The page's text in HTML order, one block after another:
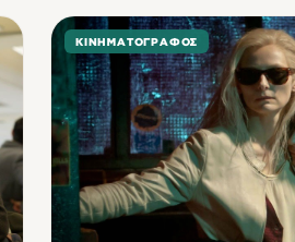
ΚΙΝΗΜΑΤΟΓΡΆΦΟΣ